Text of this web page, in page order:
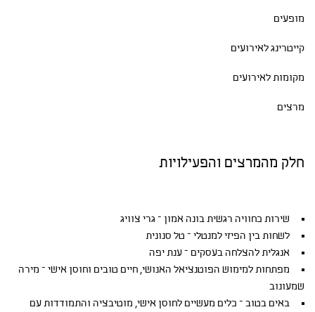
מופעים
קייטרינג לאירועים
מקומות לאירועים
מרצים
חלק מהמרצים והפעילויות
שירות כחוויה רגשית בונה אמון – גרי צוויג
לשחות בין הפיזי למנטלי – טל סנונית
אנגלית להצלחה בעסקים – ענת יפה
מפתחות למימוש הפוטנציאל האנושי, חיים טובים וחוסן אישי – מירה
שמעונוב
באים בטוב – כלים מעשיים לחוסן אישי, מוטיבציה והתמודדות עם